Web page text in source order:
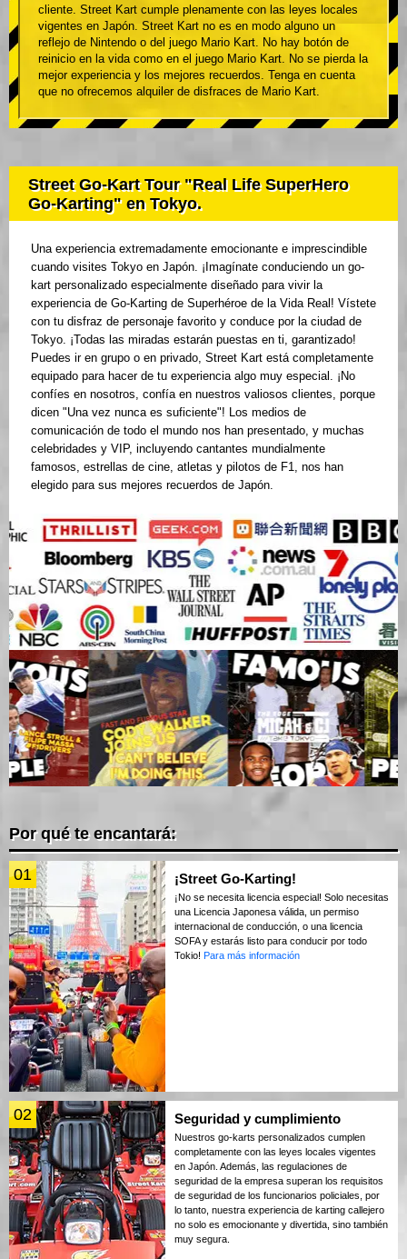
cliente. Street Kart cumple plenamente con las leyes locales
vigentes en Japón. Street Kart no es en modo alguno un
reflejo de Nintendo o del juego Mario Kart. No hay botón de
reinicio en la vida como en el juego Mario Kart. No se pierda la
mejor experiencia y los mejores recuerdos. Tenga en cuenta
que no ofrecemos alquiler de disfraces de Mario Kart.
Street Go-Kart Tour "Real Life SuperHero
Go-Karting" en Tokyo.
Una experiencia extremadamente emocionante e imprescindible
cuando visites Tokyo en Japón. ¡Imagínate conduciendo un go-
kart personalizado especialmente diseñado para vivir la
experiencia de Go-Karting de Superhéroe de la Vida Real! Vístete
con tu disfraz de personaje favorito y conduce por la ciudad de
Tokyo. ¡Todas las miradas estarán puestas en ti, garantizado!
Puedes ir en grupo o en privado, Street Kart está completamente
equipado para hacer de tu experiencia algo muy especial. ¡No
confíes en nosotros, confía en nuestros valiosos clientes, porque
dicen "Una vez nunca es suficiente"! Los medios de
comunicación de todo el mundo nos han presentado, y muchas
celebridades y VIP, incluyendo cantantes mundialmente
famosos, estrellas de cine, atletas y pilotos de F1, nos han
elegido para sus mejores recuerdos de Japón.
Por qué te encantará:
01 ¡Street Go-Karting!
¡No se necesita licencia especial! Solo necesitas
una Licencia Japonesa válida, un permiso
internacional de conducción, o una licencia
SOFA y estarás listo para conducir por todo
Tokio! Para más información
02 Seguridad y cumplimiento
Nuestros go-karts personalizados cumplen
completamente con las leyes locales vigentes
en Japón. Además, las regulaciones de
seguridad de la empresa superan los requisitos
de seguridad de los funcionarios policiales, por
lo tanto, nuestra experiencia de karting callejero
no solo es emocionante y divertida, sino también
muy segura.